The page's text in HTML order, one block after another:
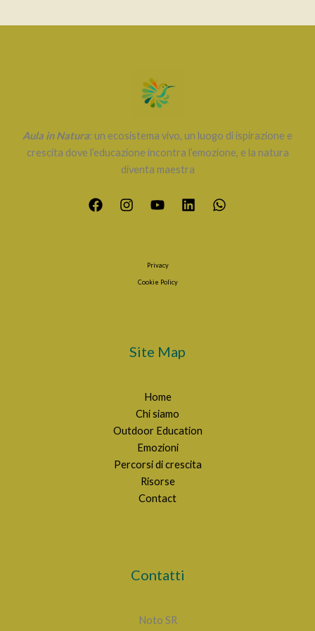
Aula in Natura: un ecosistema vivo, un luogo di ispirazione e
crescita dove l’educazione incontra l’emozione, e la natura
diventa maestra
Privacy
Cookie Policy
Site Map
Home
Chi siamo
Outdoor Education
Emozioni
Percorsi di crescita
Risorse
Contact
Contatti
Noto SR